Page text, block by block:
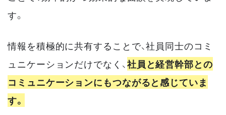
す。
情報を積極的に共有することで、社員同士のコミ
ュニケーションだけでなく、社員と経営幹部との
コミュニケーションにもつながると感じていま
す。